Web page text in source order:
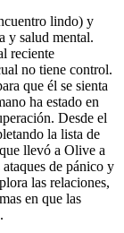
lindo) y
y salud mental.
reciente
no tiene control.
que él se sienta
ha estado en
Desde el
la lista de
llevó a Olive a
de pánico y
las relaciones,
en que las